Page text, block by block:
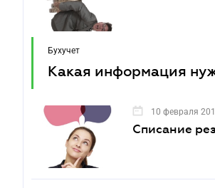
Бухучет
Какая информация
10 февраля
Списание